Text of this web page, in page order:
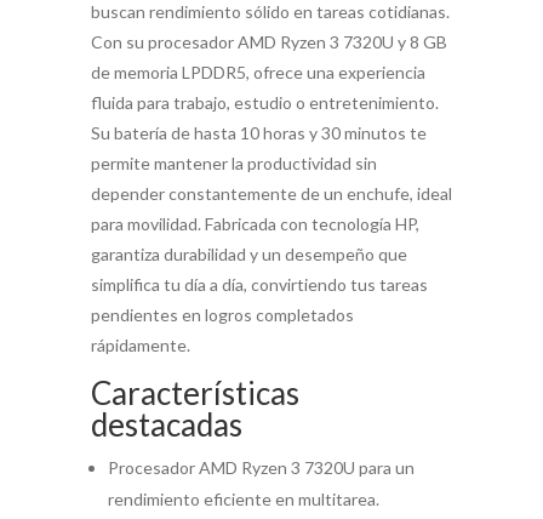
buscan rendimiento sólido en tareas cotidianas.
Con su procesador AMD Ryzen 3 7320U y 8 GB
de memoria LPDDR5, ofrece una experiencia
fluida para trabajo, estudio o entretenimiento.
Su batería de hasta 10 horas y 30 minutos te
permite mantener la productividad sin
depender constantemente de un enchufe, ideal
para movilidad. Fabricada con tecnología HP,
garantiza durabilidad y un desempeño que
simplifica tu día a día, convirtiendo tus tareas
pendientes en logros completados
rápidamente.
Características
destacadas
Procesador AMD Ryzen 3 7320U para un
rendimiento eficiente en multitarea.